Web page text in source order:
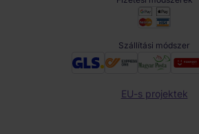
Szállítási módszer
EU-s projektek